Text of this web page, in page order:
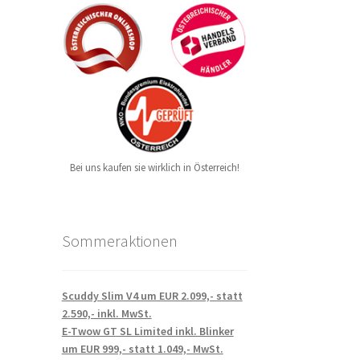
Bei uns kaufen sie wirklich in Österreich!
Sommeraktionen
Scuddy Slim V4 um EUR 2.099,- statt
2.590,- inkl. MwSt.
E-Twow GT SL Limited inkl. Blinker
um EUR 999,- statt 1.049,- MwSt.